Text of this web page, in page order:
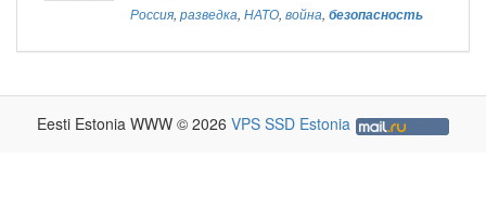
Россия, разведка, НАТО, война, безопасность
Eesti Estonia WWW © 2026 VPS SSD Estonia